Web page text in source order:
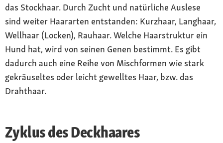
das Stockhaar. Durch Zucht und natürliche Auslese
sind weiter Haararten entstanden: Kurzhaar, Langhaar,
Wellhaar (Locken), Rauhaar. Welche Haarstruktur ein
Hund hat, wird von seinen Genen bestimmt. Es gibt
dadurch auch eine Reihe von Mischformen wie stark
gekräuseltes oder leicht gewelltes Haar, bzw. das
Drahthaar.
Zyklus des Deckhaares